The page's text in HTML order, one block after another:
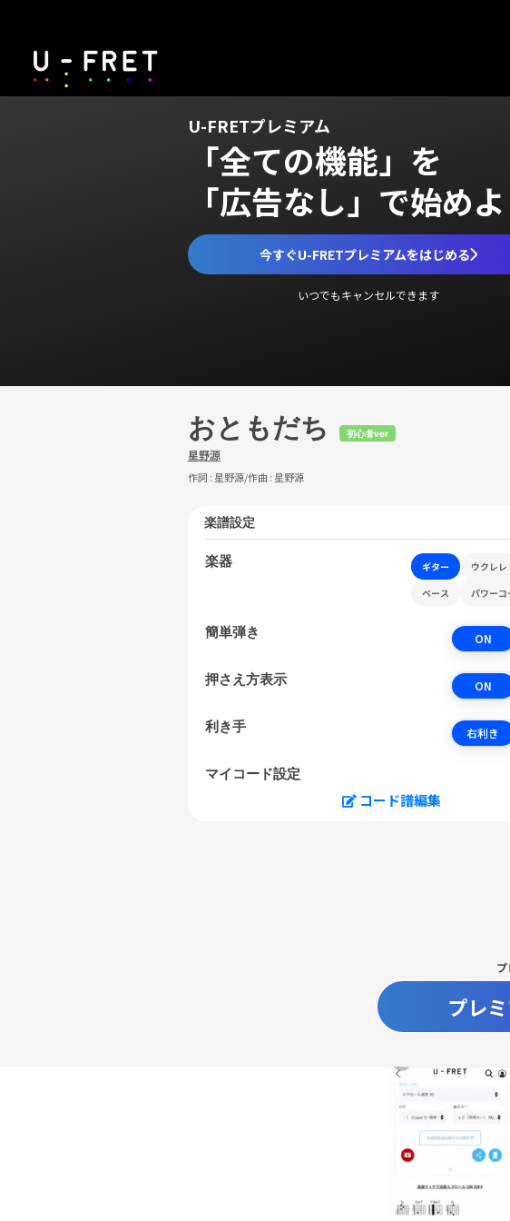
U-FRETプレミアム
「全ての機能」を
「広告なし」で始め
今すぐU-FRETプレミアムをはじめる
いつでもキャンセルできます
おともだち 初心者ver
星野源
作詞 : 星野源/作曲 : 星野源
楽譜設定
楽器 ギター ウクレレ
ベース
パワーコ
簡単弾き ON
押さえ方表示 ON
利き手 右利き
マイコード設定
コード譜編集
プ
プレ